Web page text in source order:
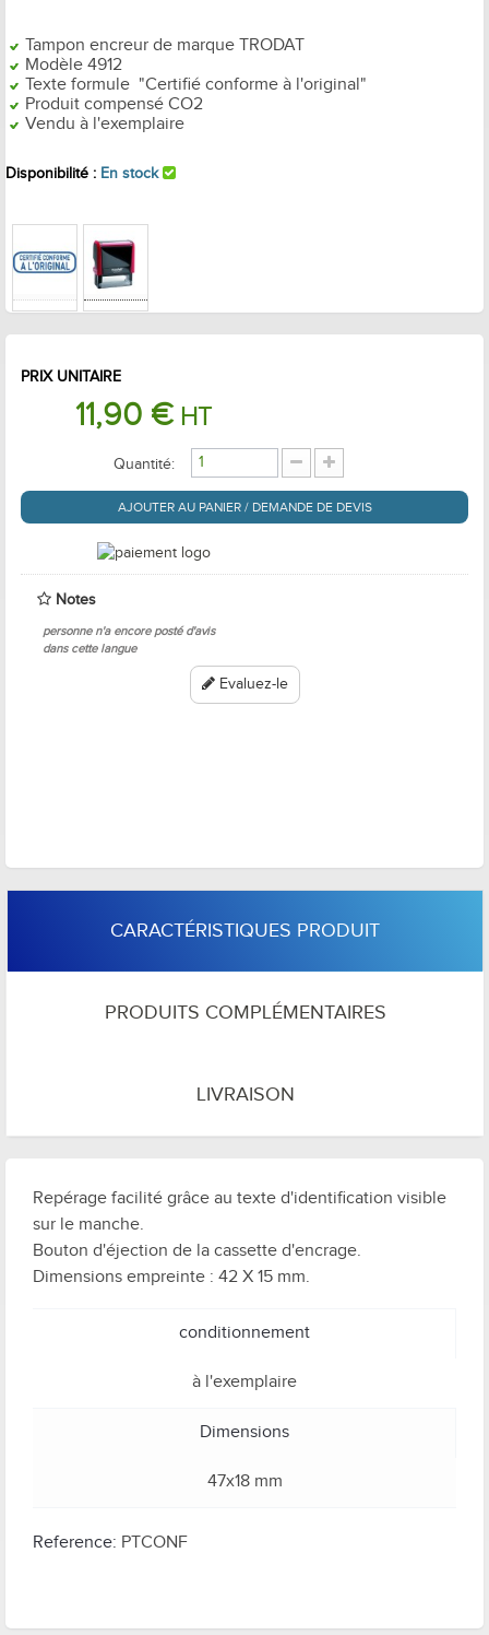
Tampon encreur de marque TRODAT
Modèle 4912
Texte formule "Certifié conforme à l'original"
Produit compensé CO2
Vendu à l'exemplaire
Disponibilité : En stock
PRIX UNITAIRE
11,90 €HT
Quantité:
AJOUTER AU PANIER / DEMANDE DE DEVIS
Notes
personne n'a encore posté d'avis
dans cette langue
Evaluez-le
CARACTÉRISTIQUES PRODUIT
PRODUITS COMPLÉMENTAIRES
LIVRAISON
Repérage facilité grâce au texte d'identification visible
sur le manche.
Bouton d'éjection de la cassette d'encrage.
Dimensions empreinte : 42 X 15 mm.
conditionnement
à l'exemplaire
Dimensions
47x18 mm
Reference: PTCONF